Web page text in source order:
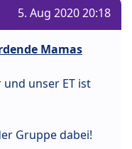
5. Aug 2020 20:18
Mamas
unser ET ist
Gruppe dabei!